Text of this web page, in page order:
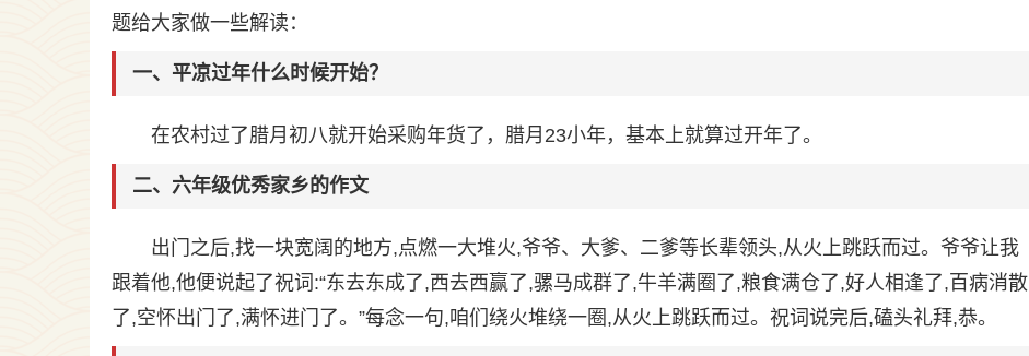
题给大家做一些解读：
一、平凉过年什么时候开始？
在农村过了腊月初八就开始采购年货了，腊月23小年，基本上就算过开年了。
二、六年级优秀家乡的作文
出门之后,找一块宽阔的地方,点燃一大堆火,爷爷、大爹、二爹等长辈领头,从火上跳跃而过。爷爷让我
跟着他,他便说起了祝词:“东去东成了,西去西赢了,骡马成群了,牛羊满圈了,粮食满仓了,好人相逢了,百病消散
了,空怀出门了,满怀进门了。”每念一句,咱们绕火堆绕一圈,从火上跳跃而过。祝词说完后,磕头礼拜,恭。